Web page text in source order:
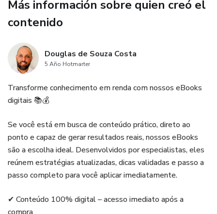
Más información sobre quien creó el
contenido
Douglas de Souza Costa
5 Año Hotmarter
Transforme conhecimento em renda com nossos eBooks
digitais 📚💰
Se você está em busca de conteúdo prático, direto ao
ponto e capaz de gerar resultados reais, nossos eBooks
são a escolha ideal. Desenvolvidos por especialistas, eles
reúnem estratégias atualizadas, dicas validadas e passo a
passo completo para você aplicar imediatamente.
✔ Conteúdo 100% digital – acesso imediato após a